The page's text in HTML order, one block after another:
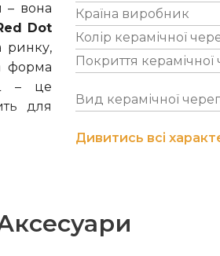
– вона
Dot
ринку,
форма
– це
для
з
з
у
Країна виробник
Колір керамічної
Покриття керамічної
Вид керамічної
Дивитись всі